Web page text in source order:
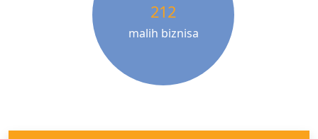
212
malih biznisa